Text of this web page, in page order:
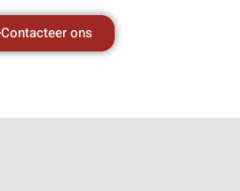
Contacteer ons